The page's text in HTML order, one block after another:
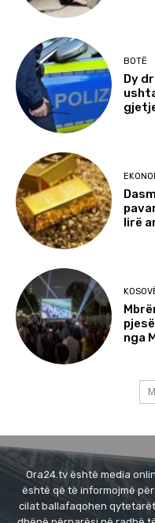
BOTË
Dy
lirë
nga
Ora24.tv është media
është që të informojmë
cilat ballafaqohen